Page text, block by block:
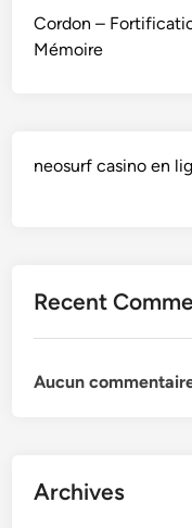
Cordon –
Mémoire
neosurf casino en
Recent
Aucun
Archives